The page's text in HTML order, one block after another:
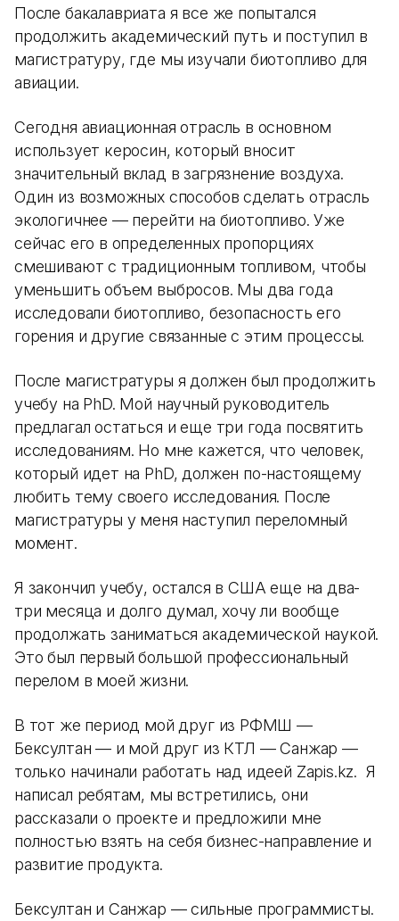
После бакалавриата я все же попытался
продолжить академический путь и поступил в
магистратуру, где мы изучали биотопливо для
авиации.
Сегодня авиационная отрасль в основном
использует керосин, который вносит
значительный вклад в загрязнение воздуха.
Один из возможных способов сделать отрасль
экологичнее — перейти на биотопливо. Уже
сейчас его в определенных пропорциях
смешивают с традиционным топливом, чтобы
уменьшить объем выбросов. Мы два года
исследовали биотопливо, безопасность его
горения и другие связанные с этим процессы.
После магистратуры я должен был продолжить
учебу на PhD. Мой научный руководитель
предлагал остаться и еще три года посвятить
исследованиям. Но мне кажется, что человек,
который идет на PhD, должен по-настоящему
любить тему своего исследования. После
магистратуры у меня наступил переломный
момент.
Я закончил учебу, остался в США еще на два-
три месяца и долго думал, хочу ли вообще
продолжать заниматься академической наукой.
Это был первый большой профессиональный
перелом в моей жизни.
В тот же период мой друг из РФМШ —
Бексултан — и мой друг из КТЛ — Санжар —
только начинали работать над идеей Zapis.kz. Я
написал ребятам, мы встретились, они
рассказали о проекте и предложили мне
полностью взять на себя бизнес-направление и
развитие продукта.
Бексултан и Санжар — сильные программисты.